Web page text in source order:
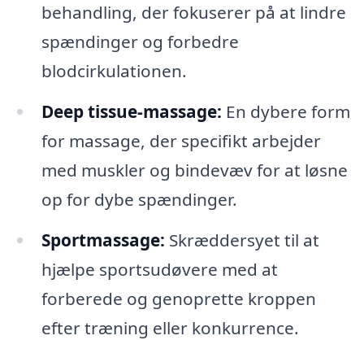
behandling, der fokuserer på at lindre
spændinger og forbedre
blodcirkulationen.
Deep tissue-massage: En dybere form
for massage, der specifikt arbejder
med muskler og bindevæv for at løsne
op for dybe spændinger.
Sportmassage: Skræddersyet til at
hjælpe sportsudøvere med at
forberede og genoprette kroppen
efter træning eller konkurrence.